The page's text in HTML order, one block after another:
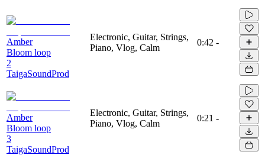
Amber
Bloom loop
2
TaigaSoundProd
Electronic, Guitar, Strings,
Piano, Vlog, Calm
0:42 -
Amber
Bloom loop
3
TaigaSoundProd
Electronic, Guitar, Strings,
Piano, Vlog, Calm
0:21 -